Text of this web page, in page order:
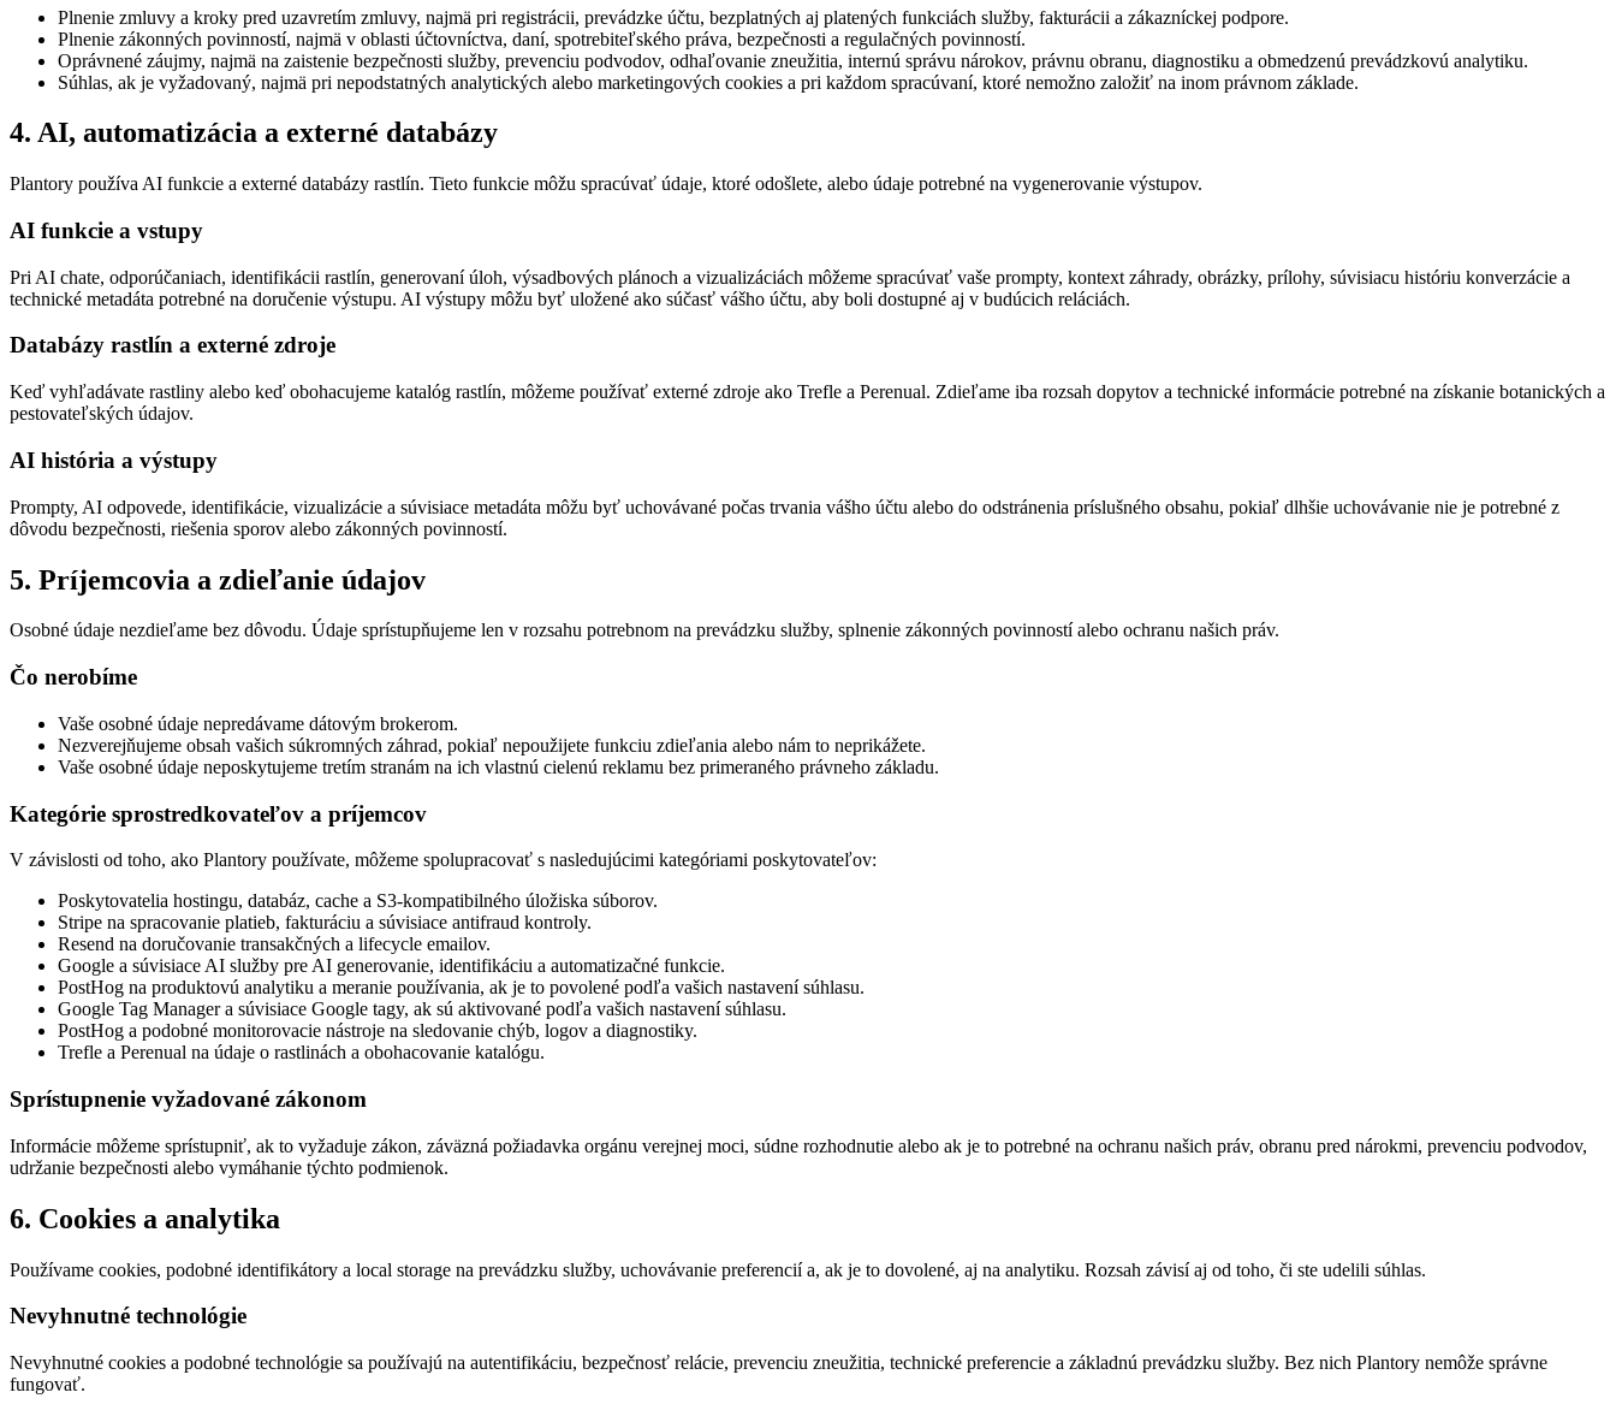
Plnenie zmluvy a kroky pred uzavretím zmluvy, najmä pri registrácii, prevádzke účtu, bezplatných aj platených funkciách služby, fakturácii a zákazníckej podpore.
Plnenie zákonných povinností, najmä v oblasti účtovníctva, daní, spotrebiteľského práva, bezpečnosti a regulačných povinností.
Oprávnené záujmy, najmä na zaistenie bezpečnosti služby, prevenciu podvodov, odhaľovanie zneužitia, internú správu nárokov, právnu obranu, diagnostiku a obmedzenú prevádzkovú analytiku.
Súhlas, ak je vyžadovaný, najmä pri nepodstatných analytických alebo marketingových cookies a pri každom spracúvaní, ktoré nemožno založiť na inom právnom základe.
4. AI, automatizácia a externé databázy
Plantory používa AI funkcie a externé databázy rastlín. Tieto funkcie môžu spracúvať údaje, ktoré odošlete, alebo údaje potrebné na vygenerovanie výstupov.
AI funkcie a vstupy
Pri AI chate, odporúčaniach, identifikácii rastlín, generovaní úloh, výsadbových plánoch a vizualizáciách môžeme spracúvať vaše prompty, kontext záhrady, obrázky, prílohy, súvisiacu históriu konverzácie a
technické metadáta potrebné na doručenie výstupu. AI výstupy môžu byť uložené ako súčasť vášho účtu, aby boli dostupné aj v budúcich reláciách.
Databázy rastlín a externé zdroje
Keď vyhľadávate rastliny alebo keď obohacujeme katalóg rastlín, môžeme používať externé zdroje ako Trefle a Perenual. Zdieľame iba rozsah dopytov a technické informácie potrebné na získanie botanických a
pestovateľských údajov.
AI história a výstupy
Prompty, AI odpovede, identifikácie, vizualizácie a súvisiace metadáta môžu byť uchovávané počas trvania vášho účtu alebo do odstránenia príslušného obsahu, pokiaľ dlhšie uchovávanie nie je potrebné z
dôvodu bezpečnosti, riešenia sporov alebo zákonných povinností.
5. Príjemcovia a zdieľanie údajov
Osobné údaje nezdieľame bez dôvodu. Údaje sprístupňujeme len v rozsahu potrebnom na prevádzku služby, splnenie zákonných povinností alebo ochranu našich práv.
Čo nerobíme
Vaše osobné údaje nepredávame dátovým brokerom.
Nezverejňujeme obsah vašich súkromných záhrad, pokiaľ nepoužijete funkciu zdieľania alebo nám to neprikážete.
Vaše osobné údaje neposkytujeme tretím stranám na ich vlastnú cielenú reklamu bez primeraného právneho základu.
Kategórie sprostredkovateľov a príjemcov
V závislosti od toho, ako Plantory používate, môžeme spolupracovať s nasledujúcimi kategóriami poskytovateľov:
Poskytovatelia hostingu, databáz, cache a S3-kompatibilného úložiska súborov.
Stripe na spracovanie platieb, fakturáciu a súvisiace antifraud kontroly.
Resend na doručovanie transakčných a lifecycle emailov.
Google a súvisiace AI služby pre AI generovanie, identifikáciu a automatizačné funkcie.
PostHog na produktovú analytiku a meranie používania, ak je to povolené podľa vašich nastavení súhlasu.
Google Tag Manager a súvisiace Google tagy, ak sú aktivované podľa vašich nastavení súhlasu.
PostHog a podobné monitorovacie nástroje na sledovanie chýb, logov a diagnostiky.
Trefle a Perenual na údaje o rastlinách a obohacovanie katalógu.
Sprístupnenie vyžadované zákonom
Informácie môžeme sprístupniť, ak to vyžaduje zákon, záväzná požiadavka orgánu verejnej moci, súdne rozhodnutie alebo ak je to potrebné na ochranu našich práv, obranu pred nárokmi, prevenciu podvodov,
udržanie bezpečnosti alebo vymáhanie týchto podmienok.
6. Cookies a analytika
Používame cookies, podobné identifikátory a local storage na prevádzku služby, uchovávanie preferencií a, ak je to dovolené, aj na analytiku. Rozsah závisí aj od toho, či ste udelili súhlas.
Nevyhnutné technológie
Nevyhnutné cookies a podobné technológie sa používajú na autentifikáciu, bezpečnosť relácie, prevenciu zneužitia, technické preferencie a základnú prevádzku služby. Bez nich Plantory nemôže správne
fungovať.